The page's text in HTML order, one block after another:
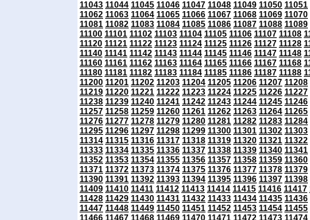
11043 11044 11045 11046 11047 11048 11049 11050 11051
11062 11063 11064 11065 11066 11067 11068 11069 11070
11081 11082 11083 11084 11085 11086 11087 11088 11089
11100 11101 11102 11103 11104 11105 11106 11107 11108
11120 11121 11122 11123 11124 11125 11126 11127 11128
11140 11141 11142 11143 11144 11145 11146 11147 11148
11160 11161 11162 11163 11164 11165 11166 11167 11168
11180 11181 11182 11183 11184 11185 11186 11187 11188
11200 11201 11202 11203 11204 11205 11206 11207 11208
11219 11220 11221 11222 11223 11224 11225 11226 11227
11238 11239 11240 11241 11242 11243 11244 11245 11246
11257 11258 11259 11260 11261 11262 11263 11264 11265
11276 11277 11278 11279 11280 11281 11282 11283 11284
11295 11296 11297 11298 11299 11300 11301 11302 11303
11314 11315 11316 11317 11318 11319 11320 11321 11322
11333 11334 11335 11336 11337 11338 11339 11340 11341
11352 11353 11354 11355 11356 11357 11358 11359 11360
11371 11372 11373 11374 11375 11376 11377 11378 11379
11390 11391 11392 11393 11394 11395 11396 11397 11398
11409 11410 11411 11412 11413 11414 11415 11416 11417
11428 11429 11430 11431 11432 11433 11434 11435 11436
11447 11448 11449 11450 11451 11452 11453 11454 11455
11466 11467 11468 11469 11470 11471 11472 11473 11474